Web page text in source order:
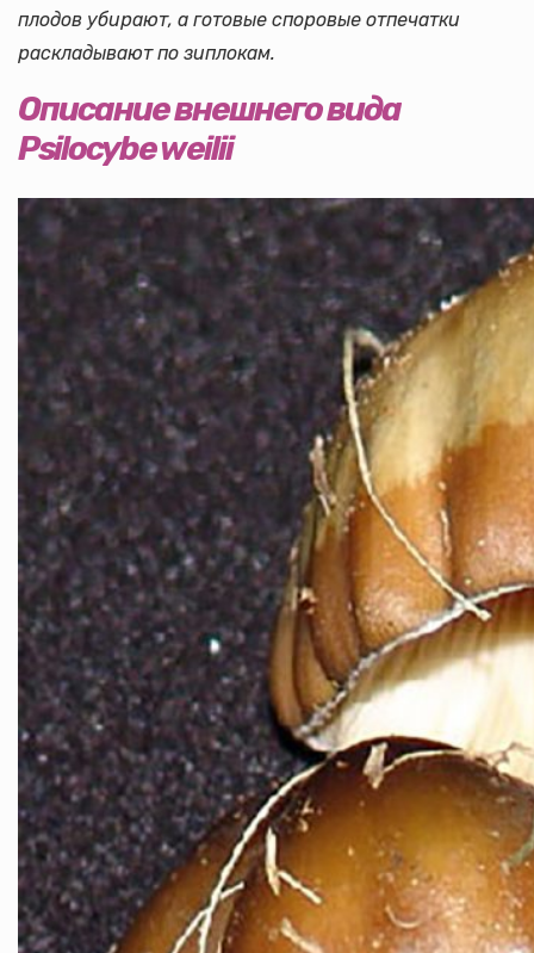
плодов убирают, а готовые споровые отпечатки
раскладывают по зиплокам.
Описание внешнего вида
Psilocybe weilii